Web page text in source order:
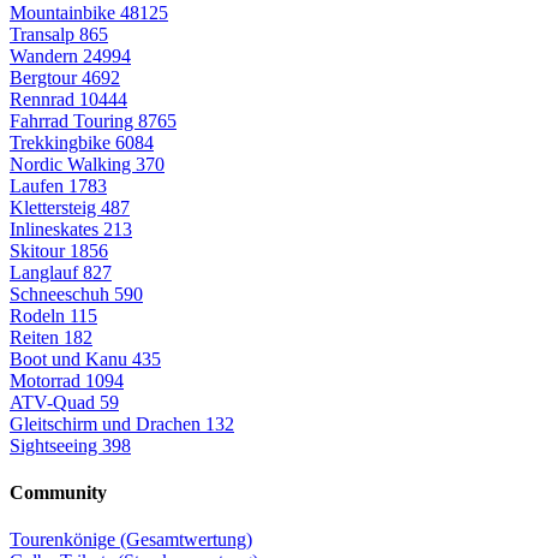
Mountainbike 48125
Transalp 865
Wandern 24994
Bergtour4692
Rennrad 10444
Fahrrad Touring 8765
Trekkingbike 6084
Nordic Walking 370
Laufen 1783
Klettersteig 487
Inlineskates 213
Skitour 1856
Langlauf827
Schneeschuh 590
Rodeln 115
Reiten 182
Boot und Kanu 435
Motorrad 1094
ATV-Quad 59
Gleitschirm und Drachen 132
Sightseeing 398
Community
Tourenkönige (Gesamtwertung)